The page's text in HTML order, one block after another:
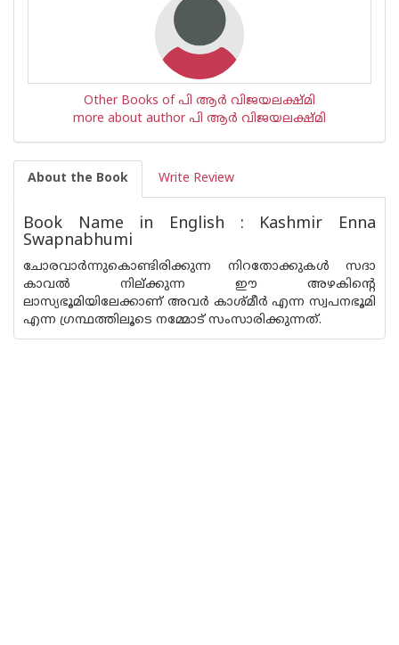
Other Books of പി ആര്‍ വിജയലക്ഷ്മി
more about author പി ആര്‍ വിജയലക്ഷ്മി
About the Book Write Review
Book Name in English : Kashmir Enna
Swapnabhumi
ചോരവാര്‍ന്നുകൊണ്ടിരിക്കുന്ന നിറതോക്കുകള്‍ സദാ
കാവല്‍ നില്ക്കുന്ന ഈ അഴകിന്റെ
ലാസ്യഭൂമിയിലേക്കാണ് അവര്‍ കാശ്മീര്‍ എന്ന സ്വപനഭൂമി
എന്ന ഗ്രന്ഥത്തിലൂടെ നമ്മോട് സംസാരിക്കുന്നത്.